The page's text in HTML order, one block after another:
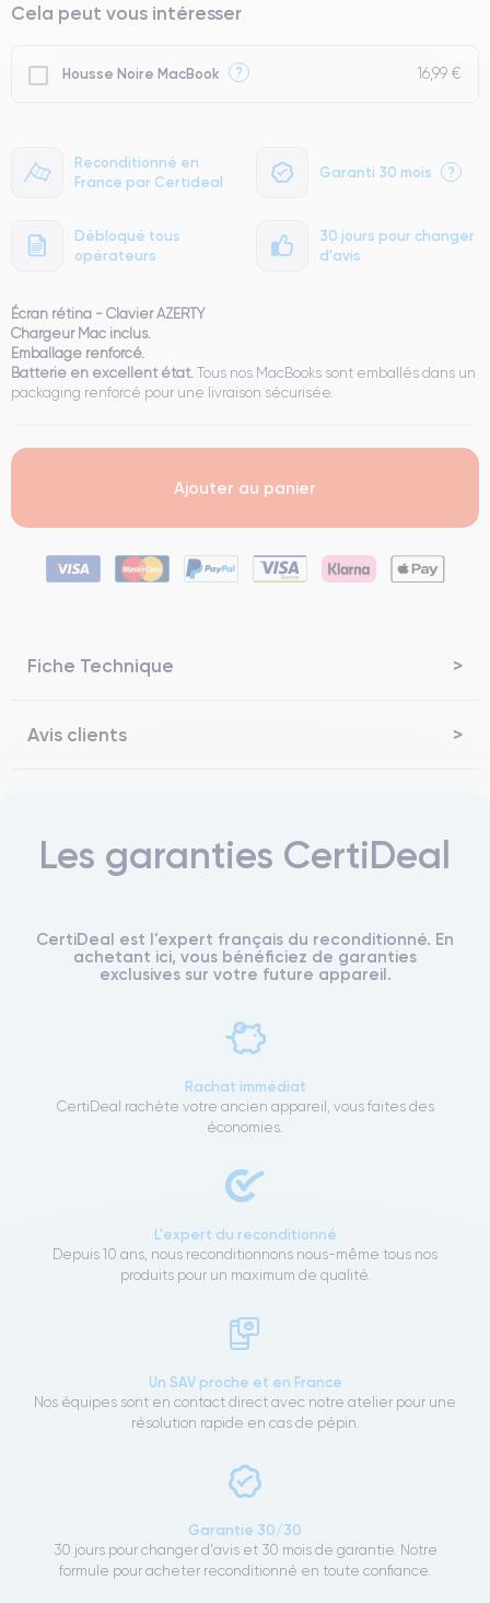
Reconditionné en
France par Certideal
Garanti 30 mois ?
Débloqué tous
opérateurs
30 jours pour changer
d'avis
Cela peut vous intéresser
Housse Noire MacBook ? 16,99 €
Écran rétina - Clavier AZERTY
Chargeur Mac inclus.
Emballage renforcé.
Batterie en excellent état. Tous nos MacBooks sont emballés dans un
packaging renforcé pour une livraison sécurisée.
Ajouter au panier
Fiche Technique
Avis clients
Les garanties CertiDeal
CertiDeal est l'expert français du reconditionné. En
achetant ici, vous bénéficiez de garanties
exclusives sur votre future appareil.
Rachat immédiat
CertiDeal rachète votre ancien appareil, vous faites des
économies.
L'expert du reconditionné
Depuis 10 ans, nous reconditionnons nous-même tous nos
produits pour un maximum de qualité.
Un SAV proche et en France
Nos équipes sont en contact direct avec notre atelier pour une
résolution rapide en cas de pépin.
Garantie 30/30
30 jours pour changer d'avis et 30 mois de garantie. Notre
formule pour acheter reconditionné en toute confiance.